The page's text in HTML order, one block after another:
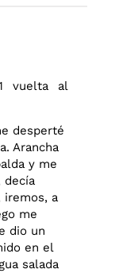
vuelta al
desperté
Arancha
y me
decía
iremos, a
me
dio un
en el
salada